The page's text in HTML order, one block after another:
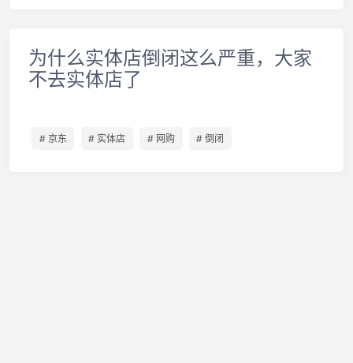
为什么实体店倒闭这么严重，大家
不去实体店了
# 京东 # 实体店 # 网购 # 倒闭